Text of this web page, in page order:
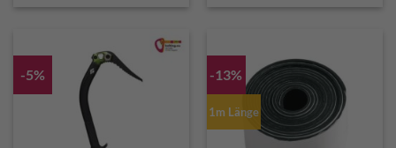
-5% -13%
1m Länge